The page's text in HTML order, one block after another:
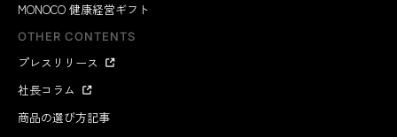
MONOCO 健康経営ギフト
OTHER CONTENTS
プレスリリース
社長コラム
商品の選び方記事